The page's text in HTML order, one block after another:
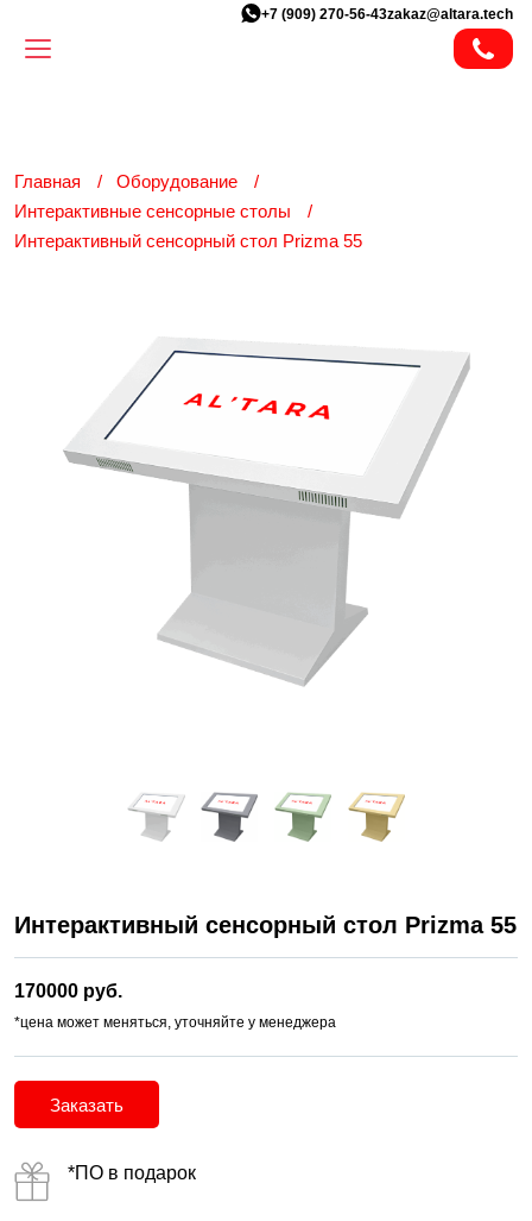
+7 (909) 270-56-43zakaz@altara.tech
Главная
Оборудование
Интерактивные сенсорные столы
Интерактивный сенсорный стол Prizma 55
Интерактивный сенсорный стол Prizma 55
170000 руб.
*цена может меняться, уточняйте у менеджера
Заказать
*ПО в подарок